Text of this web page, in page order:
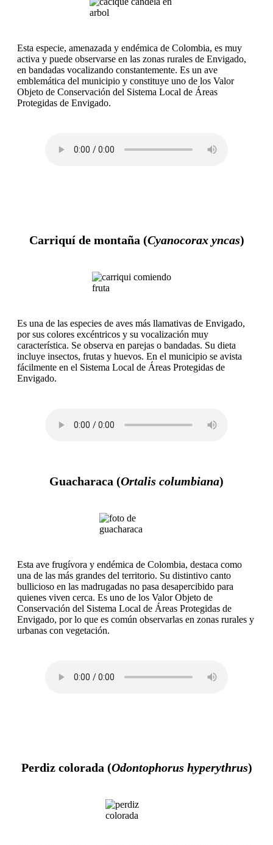
Esta especie, amenazada y endémica de Colombia, es muy
activa y puede observarse en las zonas rurales de Envigado,
en bandadas vocalizando constantemente. Es un ave
emblemática del municipio y constituye uno de los Valor
Objeto de Conservación del Sistema Local de Áreas
Protegidas de Envigado.
Carriquí de montaña (Cyanocorax yncas)
Es una de las especies de aves más llamativas de Envigado,
por sus colores excéntricos y su vocalización muy
característica. Se observa en parejas o bandadas. Su dieta
incluye insectos, frutas y huevos. En el municipio se avista
fácilmente en el Sistema Local de Áreas Protegidas de
Envigado.
Guacharaca (Ortalis columbiana)
Esta ave frugívora y endémica de Colombia, destaca como
una de las más grandes del territorio. Su distintivo canto
bullicioso en las madrugadas no pasa desapercibido para
quienes viven cerca. Es uno de los Valor Objeto de
Conservación del Sistema Local de Áreas Protegidas de
Envigado, por lo que es común observarlas en zonas rurales y
urbanas con vegetación.
Perdiz colorada (Odontophorus hyperythrus)